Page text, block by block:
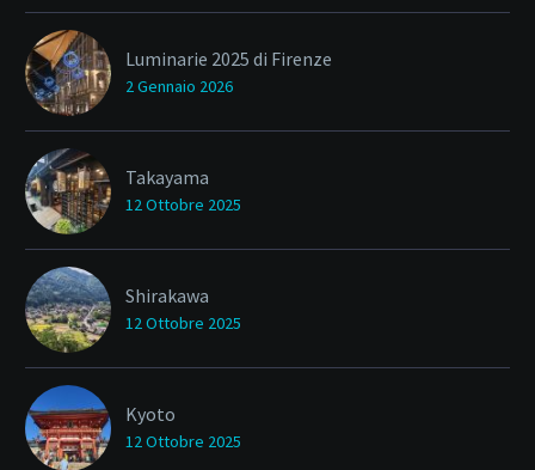
Luminarie 2025 di Firenze
2 Gennaio 2026
Takayama
12 Ottobre 2025
Shirakawa
12 Ottobre 2025
Kyoto
12 Ottobre 2025